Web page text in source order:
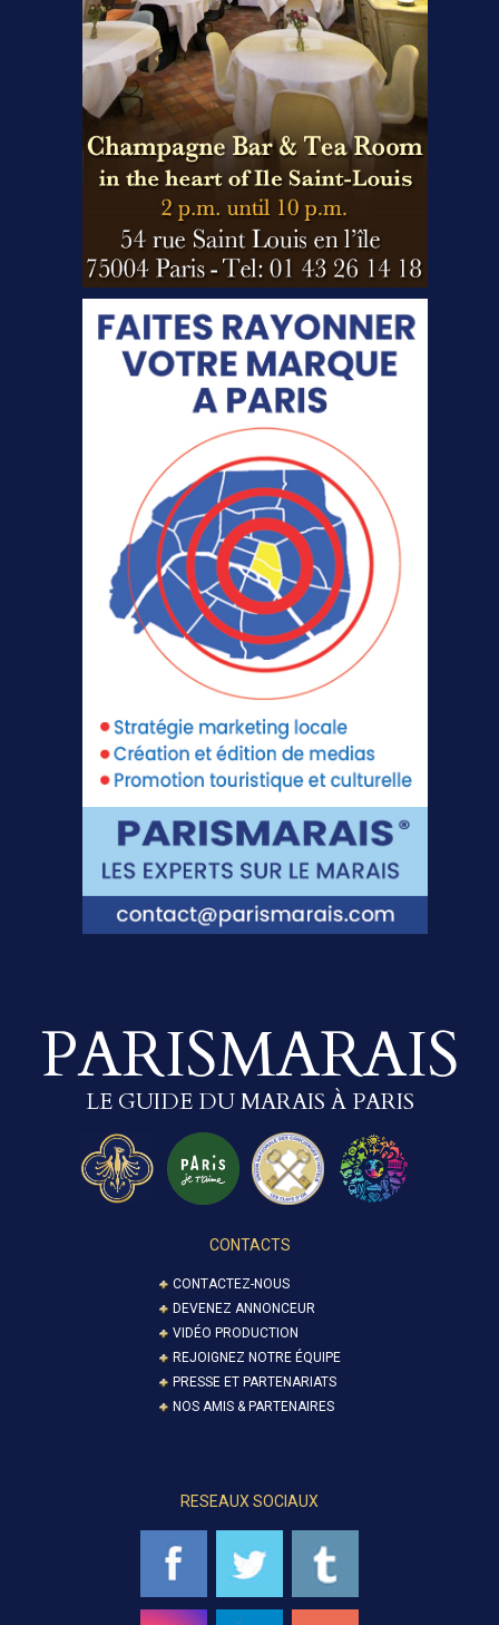
PARISMARAIS
LE GUIDE DU MARAIS À PARIS
CONTACTS
CONTACTEZ-NOUS
DEVENEZ ANNONCEUR
VIDÉO PRODUCTION
REJOIGNEZ NOTRE ÉQUIPE
PRESSE ET PARTENARIATS
NOS AMIS & PARTENAIRES
RESEAUX SOCIAUX